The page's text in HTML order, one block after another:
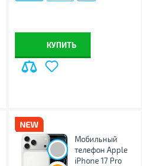
КУПИТЬ
Мобильный
телефон Apple
iPhone 17 Pro